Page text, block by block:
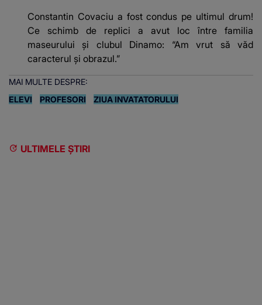
Constantin Covaciu a fost condus pe ultimul drum!
Ce schimb de replici a avut loc între familia
maseurului și clubul Dinamo: “Am vrut să văd
caracterul și obrazul.”
MAI MULTE DESPRE:
ELEVI
PROFESORI ZIUA INVATATORULUI
ULTIMELE ȘTIRI